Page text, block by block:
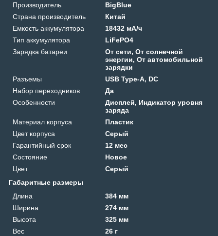
Производитель
BigBlue
Страна производитель
Китай
Емкость аккумулятора
18432 мА/ч
Тип аккумулятора
LiFePO4
Зарядка батареи
От сети, От солнечной
энергии, От автомобильной
зарядки
Разъемы
USB Type-A, DC
Набор переходников
Да
Особенности
Дисплей, Индикатор уровня
заряда
Материал корпуса
Пластик
Цвет корпуса
Серый
Гарантийный срок
12 мес
Состояние
Новое
Цвет
Серый
Габаритные размеры
Длина
384 мм
Ширина
274 мм
Высота
325 мм
Вес
26 г